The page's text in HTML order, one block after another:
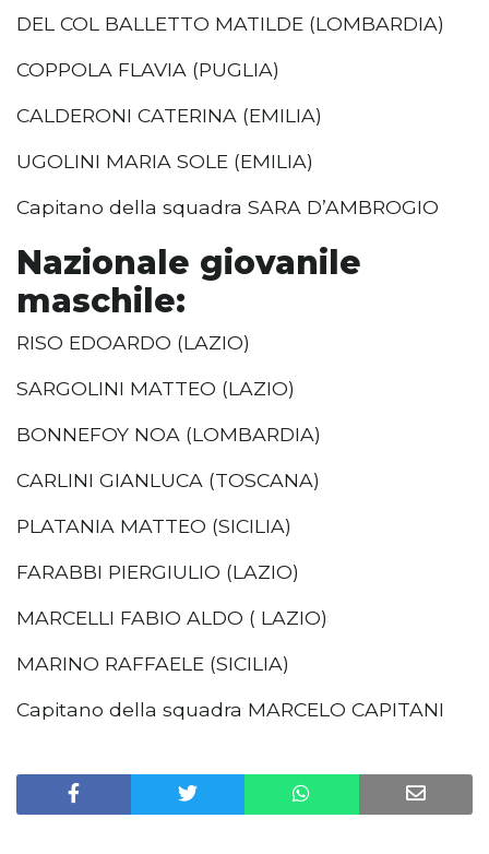
DEL COL BALLETTO MATILDE (LOMBARDIA)
COPPOLA FLAVIA (PUGLIA)
CALDERONI CATERINA (EMILIA)
UGOLINI MARIA SOLE (EMILIA)
Capitano della squadra SARA D’AMBROGIO
Nazionale giovanile
maschile:
RISO EDOARDO (LAZIO)
SARGOLINI MATTEO (LAZIO)
BONNEFOY NOA (LOMBARDIA)
CARLINI GIANLUCA (TOSCANA)
PLATANIA MATTEO (SICILIA)
FARABBI PIERGIULIO (LAZIO)
MARCELLI FABIO ALDO ( LAZIO)
MARINO RAFFAELE (SICILIA)
Capitano della squadra MARCELO CAPITANI